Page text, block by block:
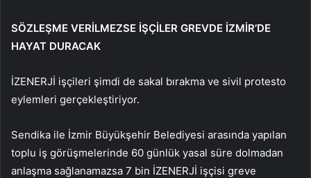
SÖZLEŞME VERİLMEZSE İŞÇİLER GREVDE İZMİR’DE
HAYAT DURACAK
İZENERJİ işçileri şimdi de sakal bırakma ve sivil protesto
eylemleri gerçekleştiriyor.
Sendika ile İzmir Büyükşehir Belediyesi arasında yapılan
toplu iş görüşmelerinde 60 günlük yasal süre dolmadan
anlaşma sağlanamazsa 7 bin İZENERJİ işçisi greve